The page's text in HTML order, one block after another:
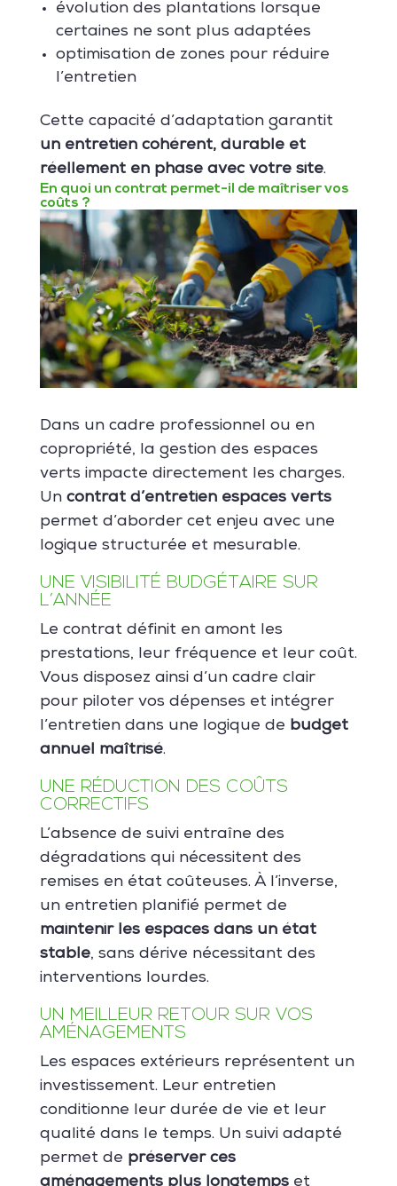
évolution des plantations lorsque
certaines ne sont plus adaptées
optimisation de zones pour réduire
l’entretien
Cette capacité d’adaptation garantit
un entretien cohérent, durable et
réellement en phase avec votre site.
En quoi un contrat permet-il de maîtriser vos
coûts ?
Dans un cadre professionnel ou en
copropriété, la gestion des espaces
verts impacte directement les charges.
Un contrat d’entretien espaces verts
permet d’aborder cet enjeu avec une
logique structurée et mesurable.
UNE VISIBILITÉ BUDGÉTAIRE SUR
L’ANNÉE
Le contrat définit en amont les
prestations, leur fréquence et leur coût.
Vous disposez ainsi d’un cadre clair
pour piloter vos dépenses et intégrer
l’entretien dans une logique de budget
annuel maîtrisé.
UNE RÉDUCTION DES COÛTS
CORRECTIFS
L’absence de suivi entraîne des
dégradations qui nécessitent des
remises en état coûteuses. À l’inverse,
un entretien planifié permet de
maintenir les espaces dans un état
stable, sans dérive nécessitant des
interventions lourdes.
UN MEILLEUR RETOUR SUR VOS
AMÉNAGEMENTS
Les espaces extérieurs représentent un
investissement. Leur entretien
conditionne leur durée de vie et leur
qualité dans le temps. Un suivi adapté
permet de préserver ces
aménagements plus longtempset